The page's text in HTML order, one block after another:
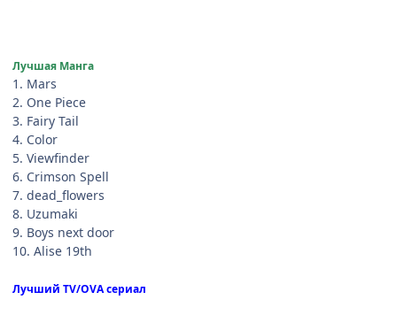
Лучшая Манга
1. Mars
2. One Piece
3. Fairy Tail
4. Color
5. Viewfinder
6. Crimson Spell
7. dead_flowers
8. Uzumaki
9. Boys next door
10. Alise 19th
Лучший TV/OVA сериал